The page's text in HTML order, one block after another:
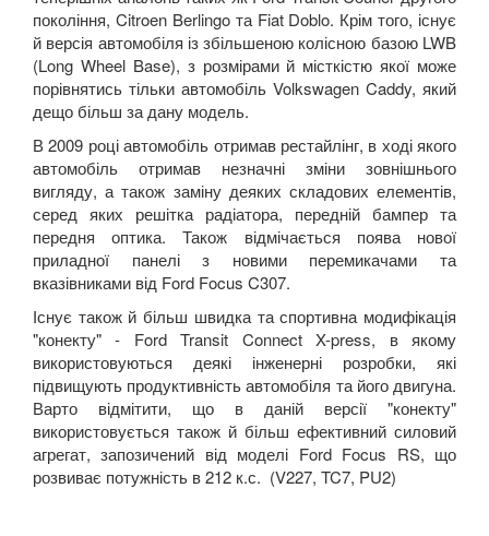
покоління, Citroen Berlingo та Fiat Doblo. Крім того, існує
й версія автомобіля із збільшеною колісною базою LWB
(Long Wheel Base), з розмірами й місткістю якої може
порівнятись тільки автомобіль Volkswagen Caddy, який
дещо більш за дану модель.
В 2009 році автомобіль отримав рестайлінг, в ході якого
автомобіль отримав незначні зміни зовнішнього
вигляду, а також заміну деяких складових елементів,
серед яких решітка радіатора, передній бампер та
передня оптика. Також відмічається поява нової
приладної панелі з новими перемикачами та
вказівниками від Ford Focus C307.
Існує також й більш швидка та спортивна модифікація
"конекту" - Ford Transit Connect X-press, в якому
використовуються деякі інженерні розробки, які
підвищують продуктивність автомобіля та його двигуна.
Варто відмітити, що в даній версії "конекту"
використовується також й більш ефективний силовий
агрегат, запозичений від моделі Ford Focus RS, що
розвиває потужність в 212 к.с. (V227, TC7, PU2)